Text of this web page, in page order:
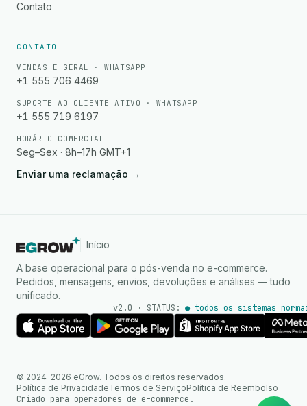
Contato
CONTATO
VENDAS E GERAL · WHATSAPP
+1 555 706 4469
SUPORTE AO CLIENTE ATIVO · WHATSAPP
+1 555 719 6197
HORÁRIO COMERCIAL
Seg–Sex · 8h–17h GMT+1
Enviar uma reclamação →
Início
A base operacional para o pós-venda no e-commerce.
Pedidos, mensagens, envios, devoluções e análises — tudo
unificado.
v2.0 · STATUS: ● todos os sistemas
© 2024-2026 eGrow. Todos os direitos reservados.
Política de PrivacidadeTermos de ServiçoPolítica de Reembolso
Criado para operadores de e-commerce.
WhatsApp